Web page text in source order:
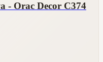
- Orac Decor C374